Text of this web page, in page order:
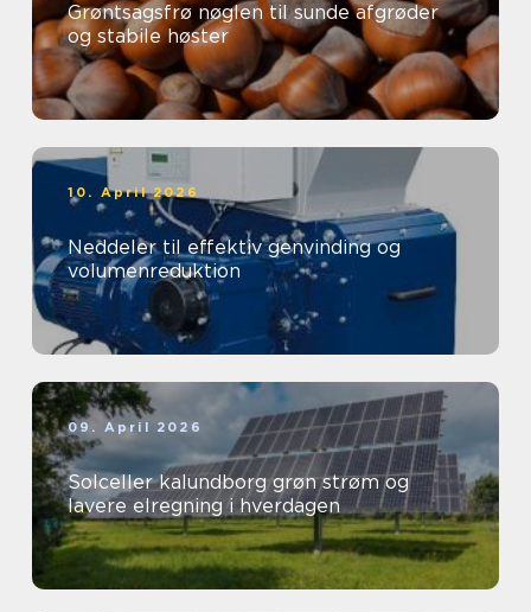
Grøntsagsfrø nøglen til sunde afgrøder
og stabile høster
10. April 2026
Neddeler til effektiv genvinding og
volumenreduktion
09. April 2026
Solceller kalundborg grøn strøm og
lavere elregning i hverdagen